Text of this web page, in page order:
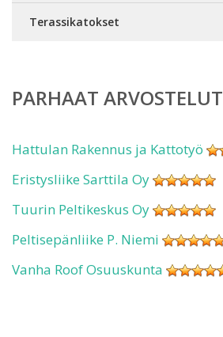
Terassikatokset
PARHAAT ARVOSTELUT
Hattulan Rakennus ja Kattotyö
Eristysliike Sarttila Oy
Tuurin Peltikeskus Oy
Peltisepänliike P. Niemi
Vanha Roof Osuuskunta